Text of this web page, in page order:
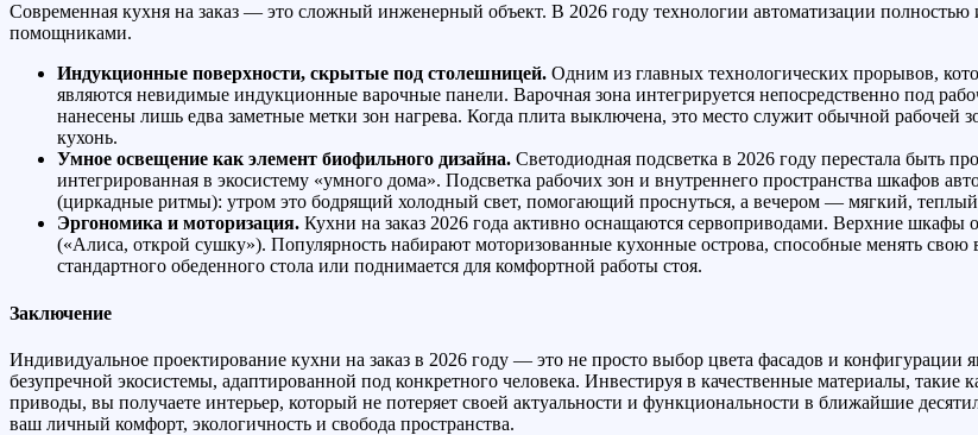
Современная кухня на заказ — это сложный инженерный объект. В 2026 году технологии автоматизации
помощниками.
Индукционные поверхности, скрытые под столешницей. Одним из главных технологических прорывов,
являются невидимые индукционные варочные панели. Варочная зона интегрируется непосредственно под
нанесены лишь едва заметные метки зон нагрева. Когда плита выключена, это место служит обычной рабочей
кухонь.
Умное освещение как элемент биофильного дизайна. Светодиодная подсветка в 2026 году перестала быть
интегрированная в экосистему «умного дома». Подсветка рабочих зон и внутреннего пространства шкафов
(циркадные ритмы): утром это бодрящий холодный свет, помогающий проснуться, а вечером — мягкий,
Эргономика и моторизация. Кухни на заказ 2026 года активно оснащаются сервоприводами. Верхние
(«Алиса, открой сушку»). Популярность набирают моторизованные кухонные острова, способные менять свою
стандартного обеденного стола или поднимается для комфортной работы стоя.
Заключение
Индивидуальное проектирование кухни на заказ в 2026 году — это не просто выбор цвета фасадов и
безупречной экосистемы, адаптированной под конкретного человека. Инвестируя в качественные материалы,
приводы, вы получаете интерьер, который не потеряет своей актуальности и функциональности в ближайшие
ваш личный комфорт, экологичность и свобода пространства.